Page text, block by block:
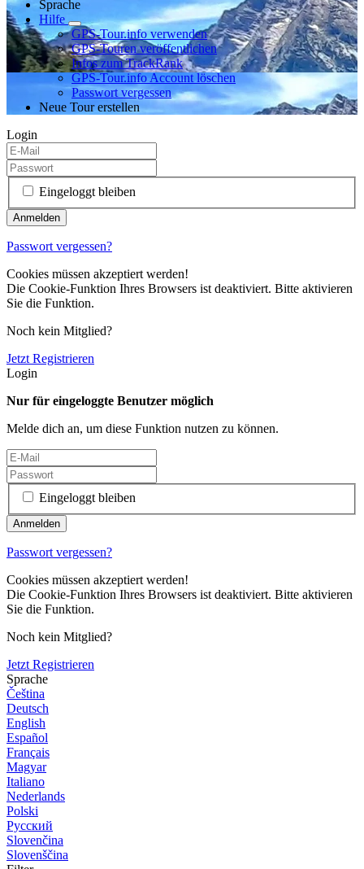
Sprache
Hilfe
GPS-Tour.info verwenden
GPS-Touren veröffentlichen
Infos zum TrackRank
GPS-Tour.info Account löschen
Passwort vergessen
Neue Tour erstellen
Login
Eingeloggt bleiben
Passwort vergessen?
Cookies müssen akzeptiert werden!
Die Cookie-Funktion Ihres Browsers ist deaktiviert. Bitte aktivieren
Sie die Funktion.
Noch kein Mitglied?
Jetzt Registrieren
Login
Nur für eingeloggte Benutzer möglich
Melde dich an, um diese Funktion nutzen zu können.
Eingeloggt bleiben
Passwort vergessen?
Cookies müssen akzeptiert werden!
Die Cookie-Funktion Ihres Browsers ist deaktiviert. Bitte aktivieren
Sie die Funktion.
Noch kein Mitglied?
Jetzt Registrieren
Sprache
Čeština
Deutsch
English
Español
Français
Magyar
Italiano
Nederlands
Polski
Русский
Slovenčina
Slovenščina